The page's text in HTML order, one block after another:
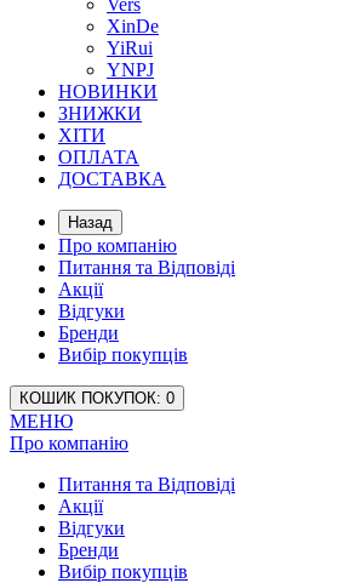
Vers
XinDe
YiRui
YNPJ
НОВИНКИ
ЗНИЖКИ
ХІТИ
ОПЛАТА
ДОСТАВКА
Назад
Про компанію
Питання та Відповіді
Акції
Відгуки
Бренди
Вибір покупців
КОШИК ПОКУПОК: 0
МЕНЮ
Про компанію
Питання та Відповіді
Акції
Відгуки
Бренди
Вибір покупців